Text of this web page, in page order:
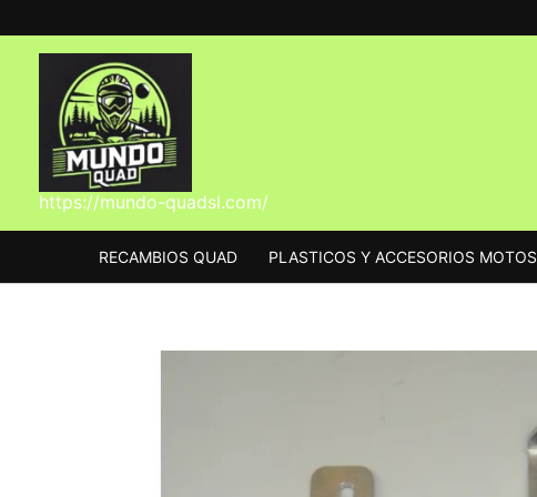
al
contenido
https://mundo-quadsl.com/
RECAMBIOS QUAD PLASTICOS Y ACCESORIOS MOTOS